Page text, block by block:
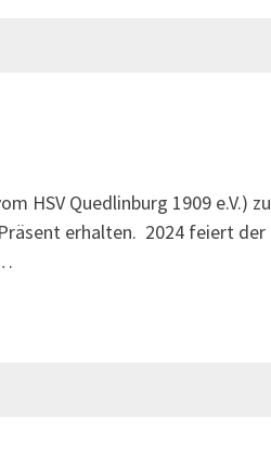
HSV Quedlinburg 1909 e.V.) zu
erhalten. 2024 feiert der